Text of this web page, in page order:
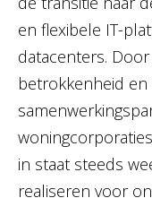
en flexibele IT-
datacenters.
betrokkenheid
in staat steeds
realiseren voor